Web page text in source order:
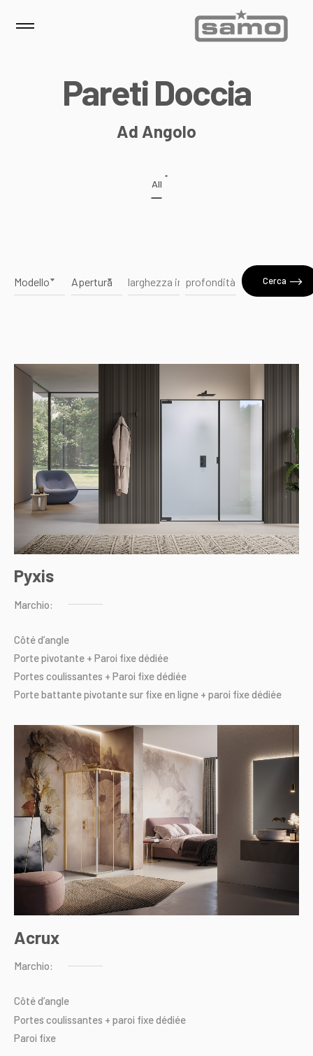
ParetiDoccia
Ad Angolo
All
*
Cerca
Pyxis
Marchio:
Côtéd’angle
Portepivotante + Paroi fixedédiée
Portes coulissantes + Paroi fixedédiée
Portebattantepivotantesur fixe en ligne + paroi fixedédiée
Acrux
Marchio:
Côtéd’angle
Portes coulissantes + paroi fixedédiée
Paroi fixe